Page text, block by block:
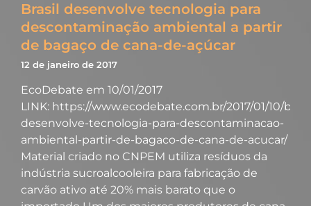
Brasil desenvolve tecnologia para
descontaminação ambiental a partir
de bagaço de cana-de-açúcar
12 de janeiro de 2017
EcoDebate em 10/01/2017
LINK: https://www.ecodebate.com.br/2017/01/10/
desenvolve-tecnologia-para-descontaminacao-
ambiental-partir-de-bagaco-de-cana-de-acucar/
Material criado no CNPEM utiliza resíduos da
indústria sucroalcooleira para fabricação de
carvão ativo até 20% mais barato que o